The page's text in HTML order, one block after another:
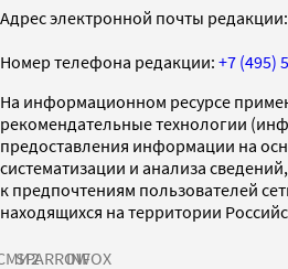
Адрес электронной почты редакции:
Номер телефона редакции: +7 (495)
На информационном ресурсе
рекомендательные технологии
предоставления информации на
систематизации и анализа
к предпочтениям пользователей
находящихся на территории
SPARROWINFOX